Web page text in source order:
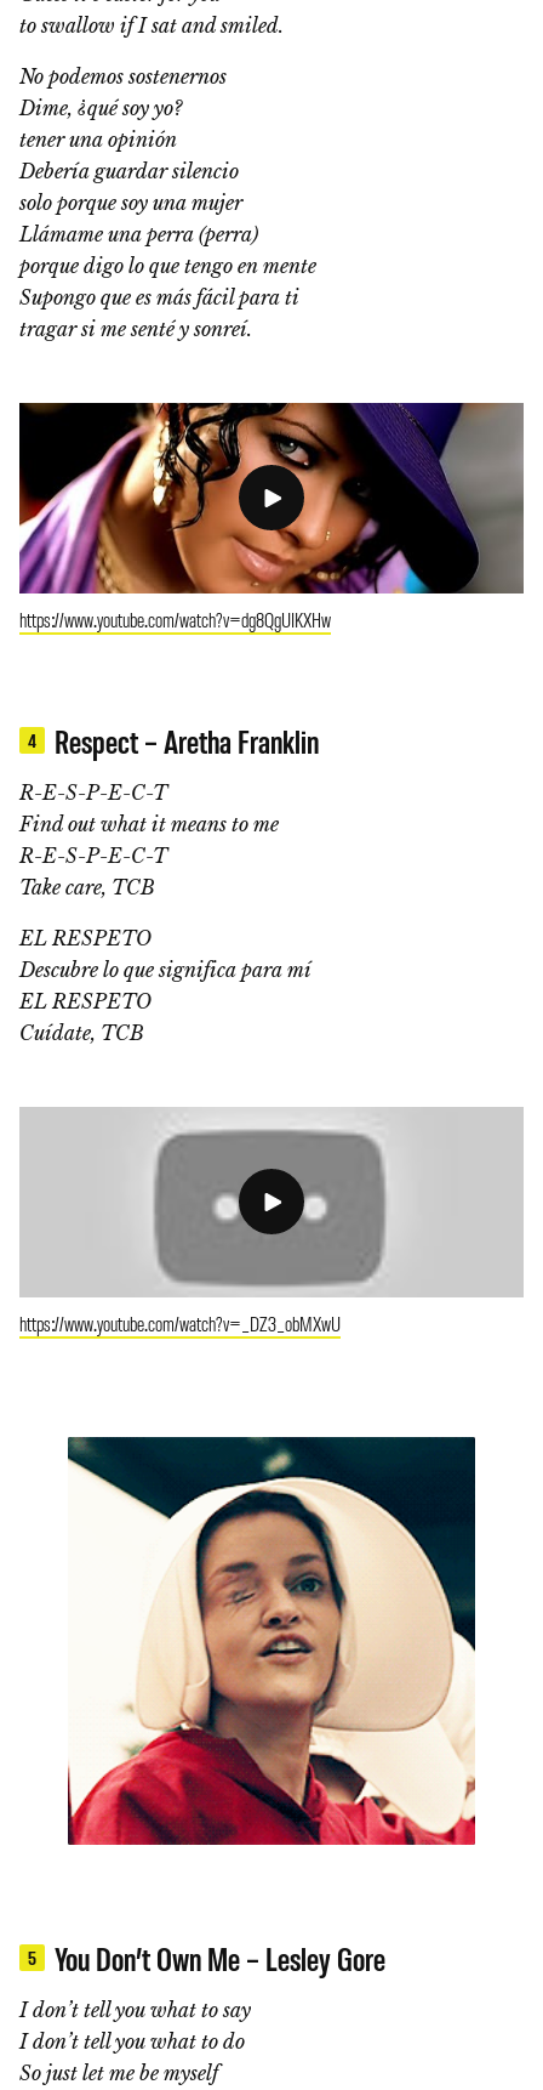
to swallow if I sat and smiled.
No podemos sostenernos
Dime, ¿qué soy yo?
tener una opinión
Debería guardar silencio
solo porque soy una mujer
Llámame una perra (perra)
porque digo lo que tengo en mente
Supongo que es más fácil para ti
tragar si me senté y sonreí.
https://www.youtube.com/watch?v=dg8QgUIKXHw
4 Respect – Aretha Franklin
R-E-S-P-E-C-T
Find out what it means to me
R-E-S-P-E-C-T
Take care, TCB
EL RESPETO
Descubre lo que significa para mí
EL RESPETO
Cuídate, TCB
https://www.youtube.com/watch?v=_DZ3_obMXwU
5 You Don’t Own Me – Lesley Gore
I don’t tell you what to say
I don’t tell you what to do
So just let me be myself